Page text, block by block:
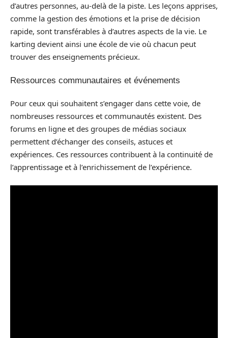
d’autres personnes, au-delà de la piste. Les leçons apprises,
comme la gestion des émotions et la prise de décision
rapide, sont transférables à d’autres aspects de la vie. Le
karting devient ainsi une école de vie où chacun peut
trouver des enseignements précieux.
Ressources communautaires et événements
Pour ceux qui souhaitent s’engager dans cette voie, de
nombreuses ressources et communautés existent. Des
forums en ligne et des groupes de médias sociaux
permettent d’échanger des conseils, astuces et
expériences. Ces ressources contribuent à la continuité de
l’apprentissage et à l’enrichissement de l’expérience.